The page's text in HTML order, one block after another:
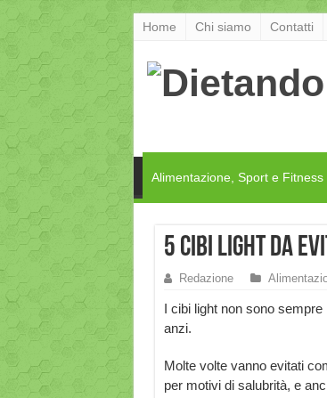
Home Chi siamo Contatti
Alimentazione, Sport e Fitness
5 Cibi Light da
Redazione
I cibi light non sono
anzi.
Molte volte vanno evitati
per motivi di salubrità, e